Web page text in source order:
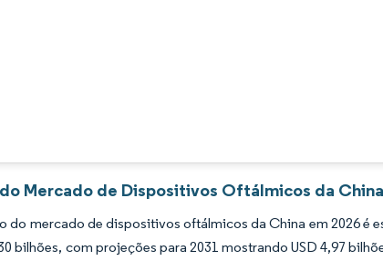
Mercado de Dispositivos Oftálmicos da
do mercado de dispositivos oftálmicos da China em 2026 é
bilhões, com projeções para 2031 mostrando USD 4,97